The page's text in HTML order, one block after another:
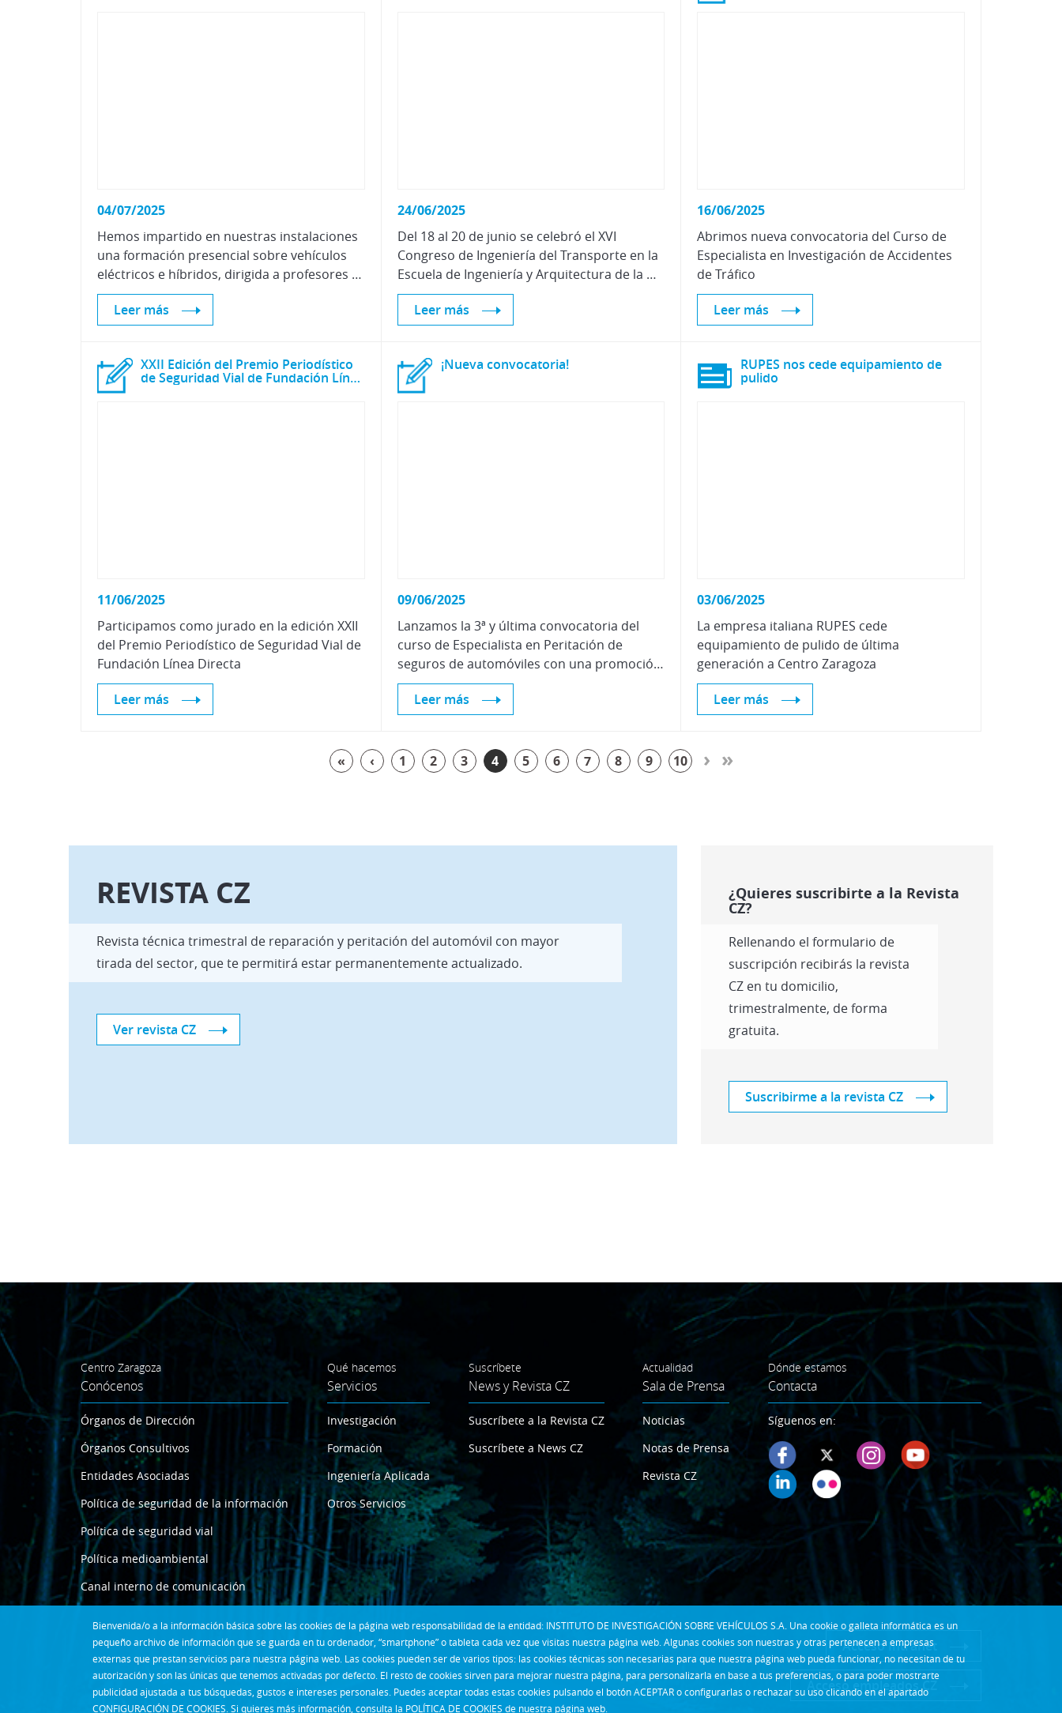
Bienvenida/o a la información básica sobre las cookies de la página web responsabilidad de la entidad: INSTITUTO DE INVESTIGACIÓN SOBRE VEHÍCULOS S.A. Una cookie o galleta informática es un
pequeño archivo de información que se guarda en tu ordenador, “smartphone” o tableta cada vez que visitas nuestra página web. Algunas cookies son nuestras y otras pertenecen a empresas
externas que prestan servicios para nuestra página web. Las cookies pueden ser de varios tipos: las cookies técnicas son necesarias para que nuestra página web pueda funcionar, no necesitan de tu
autorización y son las únicas que tenemos activadas por defecto. El resto de cookies sirven para mejorar nuestra página, para personalizarla en base a tus preferencias, o para poder mostrarte
publicidad ajustada a tus búsquedas, gustos e intereses personales. Puedes aceptar todas estas cookies pulsando el botón ACEPTAR o configurarlas o rechazar su uso clicando en el apartado
CONFIGURACIÓN DE COOKIES. Si quieres más información, consulta la POLÍTICA DE COOKIES de nuestra página web.
04/07/2025
Hemos impartido en nuestras instalaciones
una formación presencial sobre vehículos
eléctricos e híbridos, dirigida a profesores de La Salle a nivel nacional.
Leer más
24/06/2025
Del 18 al 20 de junio se celebró el XVI
Congreso de Ingeniería del Transporte en la
Escuela de Ingeniería y Arquitectura de la Universidad de Zaragoza.
Leer más
16/06/2025
Abrimos nueva convocatoria del Curso de
Especialista en Investigación de Accidentes
de Tráfico
Leer más
XXII Edición del Premio Periodístico
de Seguridad Vial de Fundación Línea Directa
11/06/2025
Participamos como jurado en la edición XXII
del Premio Periodístico de Seguridad Vial de
Fundación Línea Directa
Leer más
¡Nueva convocatoria!
09/06/2025
Lanzamos la 3ª y última convocatoria del
curso de Especialista en Peritación de
seguros de automóviles con una promoción especial para las 10 primeras matrículas
Leer más
RUPES nos cede equipamiento de
pulido
03/06/2025
La empresa italiana RUPES cede
equipamiento de pulido de última
generación a Centro Zaragoza
Leer más
« ‹ 1 2 3 4 5 6 7 8 9 10 › »
REVISTA CZ
Revista técnica trimestral de reparación y peritación del automóvil con mayor
tirada del sector, que te permitirá estar permanentemente actualizado.
Ver revista CZ
¿Quieres suscribirte a la Revista
CZ?
Rellenando el formulario de
suscripción recibirás la revista
CZ en tu domicilio,
trimestralmente, de forma
gratuita.
Suscribirme a la revista CZ
Centro Zaragoza
Conócenos
Órganos de Dirección
Órganos Consultivos
Entidades Asociadas
Política de seguridad de la información
Política de seguridad vial
Política medioambiental
Canal interno de comunicación
Qué hacemos
Servicios
Investigación
Formación
Ingeniería Aplicada
Otros Servicios
Suscríbete
News y Revista CZ
Suscríbete a la Revista CZ
Suscríbete a News CZ
Actualidad
Sala de Prensa
Noticias
Notas de Prensa
Revista CZ
Dónde estamos
Contacta
Síguenos en:
Acceso Intranet
Acceso empleados CZ